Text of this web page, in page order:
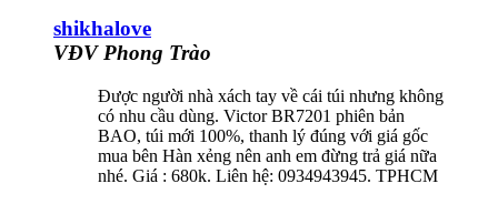
shikhalove
VĐV Phong Trào
Được người nhà xách tay về cái túi nhưng không
có nhu cầu dùng. Victor BR7201 phiên bản
BAO, túi mới 100%, thanh lý đúng với giá gốc
mua bên Hàn xẻng nên anh em đừng trả giá nữa
nhé. Giá : 680k. Liên hệ: 0934943945. TPHCM